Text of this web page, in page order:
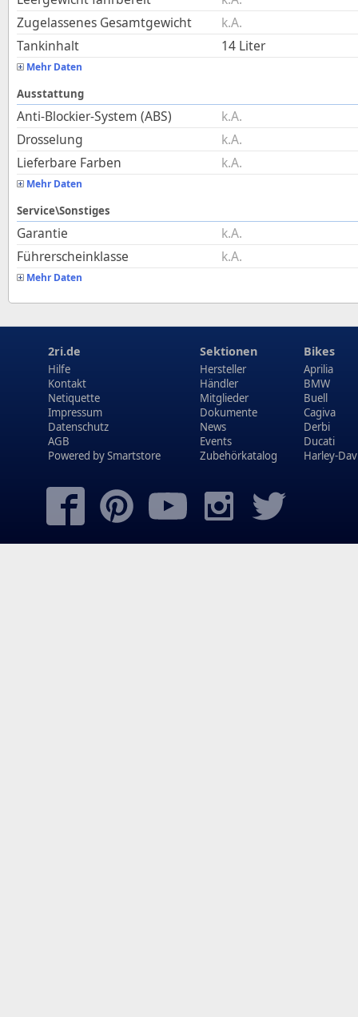
Zugelassenes Gesamtgewicht
k.A.
Tankinhalt
14 Liter
Mehr Daten
Ausstattung
Anti-Blockier-System (ABS)
k.A.
Drosselung
k.A.
Lieferbare Farben
k.A.
Mehr Daten
Service\Sonstiges
Garantie
k.A.
Führerscheinklasse
k.A.
Mehr Daten
2ri.de
Hilfe
Kontakt
Netiquette
Impressum
Datenschutz
AGB
Powered bySmartstore
Sektionen
Hersteller
Händler
Mitglieder
Dokumente
News
Events
Zubehörkatalog
Bikes
Aprilia
BMW
Buell
Cagiva
Derbi
Ducati
Harley-